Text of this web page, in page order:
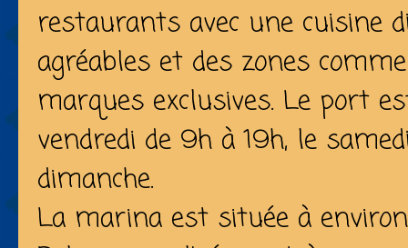
restaurants avec une cuisine
agréables et des zones
marques exclusives. Le port
vendredi de 9h à 19h, le
dimanche.
La marina est située à